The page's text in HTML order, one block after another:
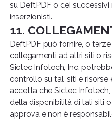
su DeftPDF o dei
inserzionisti.
11.
DeftPDF può fornire, o
collegamenti ad altri siti o
Sictec Infotech, Inc.
controllo su tali siti e risorse
accetta che Sictec Infotech,
della disponibilità di tali siti
approva e non è